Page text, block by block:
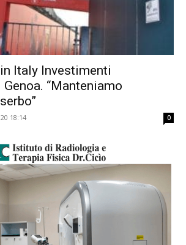
Italy Investimenti
“Manteniamo
18:14 0